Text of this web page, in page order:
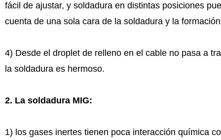
fácil de ajustar, y soldadura en distintas posiciones
cuenta de una sola cara de la soldadura y la
4) Desde el droplet de relleno en el cable no pasa a
la soldadura es hermoso.
2. La soldadura MIG:
1) los gases inertes tienen poca interacción química